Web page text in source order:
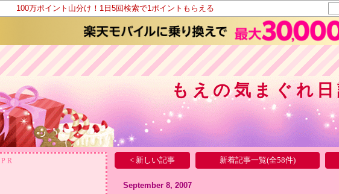
100万ポイント山分け！1日5回検索で1ポイントもらえる
もえの気まぐれ
PR < 新しい記事 新着記事一覧(全58件)
September 8, 2007